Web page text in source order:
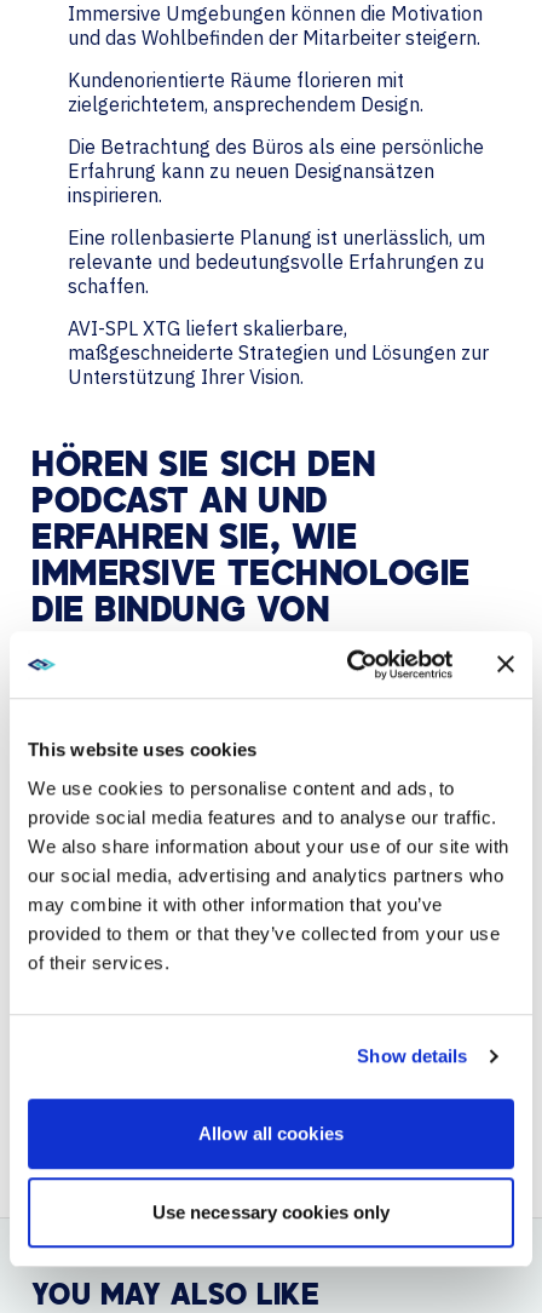
This website uses cookies
We use cookies to personalise content and ads, to
provide social media features and to analyse our traffic.
We also share information about your use of our site with
our social media, advertising and analytics partners who
may combine it with other information that you’ve
provided to them or that they’ve collected from your use
of their services.
Show details
Allow all cookies
Use necessary cookies only
Immersive Umgebungen können die Motivation
und das Wohlbefinden der Mitarbeiter steigern.
Kundenorientierte Räume florieren mit
zielgerichtetem, ansprechendem Design.
Die Betrachtung des Büros als eine persönliche
Erfahrung kann zu neuen Designansätzen
inspirieren.
Eine rollenbasierte Planung ist unerlässlich, um
relevante und bedeutungsvolle Erfahrungen zu
schaffen.
AVI-SPL XTG liefert skalierbare,
maßgeschneiderte Strategien und Lösungen zur
Unterstützung Ihrer Vision.
HÖREN SIE SICH DEN
PODCAST AN UND
ERFAHREN SIE, WIE
IMMERSIVE TECHNOLOGIE
DIE BINDUNG VON
MITARBEITERN UND
UND DIE ZIELSETZUNG IM
BÜRO VERBESSERN KANN.
Entdecken Sie XTG und erfahren Sie, wie wir Ihnen
helfen können, einen Arbeitsplatz zu schaffen, der
Ihre Mitarbeiter inspiriert und Ihre Kunden anspricht.
YOU MAY ALSO LIKE